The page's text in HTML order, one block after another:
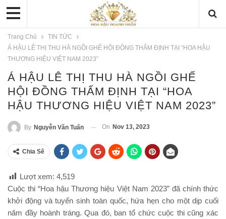
Trang Chủ
TIN TỨC
Á HẬU LÊ THỊ THU HÀ NGỒI GHẾ HỘI ĐỒNG THẨM ĐỊNH TẠI “HOA HẬU
THƯƠNG HIỆU VIỆT NAM 2023”
Á HẬU LÊ THỊ THU HÀ NGỒI GHẾ
HỘI ĐỒNG THẨM ĐỊNH TẠI “HOA
HẬU THƯƠNG HIỆU VIỆT NAM 2023”
By Nguyễn Văn Tuấn On Nov 13, 2023
Chia Sẽ
Lượt xem: 4,519
Cuộc thi “Hoa hậu Thương hiệu Việt Nam 2023” đã chính thức
khởi động và tuyển sinh toàn quốc, hứa hẹn cho một dịp cuối
năm đầy hoành tráng. Qua đó, ban tổ chức cuộc thi cũng xác